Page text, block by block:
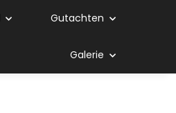
Gutachten
Galerie